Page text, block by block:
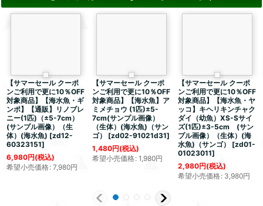
【サマーセール クーポ
ンご利用で更に10％OFF
対象商品】【海水魚・ギ
ンポ】【通販】リノブレ
ニー(1匹)（±5-7cm）
(サンプル画像）（生
体）(海水魚) [zd12-
60323151]
6,980円(税込)
希望小売価格: 7,980円
【サマーセール クーポ
ンご利用で更に10％OFF
対象商品】【海水魚】ア
ミメチョウ (1匹)±5-
7cm(サンプル画像）
（生体）(海水魚)（サン
ゴ）
[zd02-91021d31]
1,480円(税込)
希望小売価格: 1,980円
【サマーセール クーポ
ンご利用で更に10％OFF
対象商品】【海水魚・ヤ
ッコ】キヘリキンチャク
ダイ（幼魚）XS-Sサイ
ズ(1匹)±3-5cm (サン
プル画像）（生体）(海
水魚)（サンゴ）
[zd01-
01023011]
2,980円(税込)
希望小売価格: 3,980円